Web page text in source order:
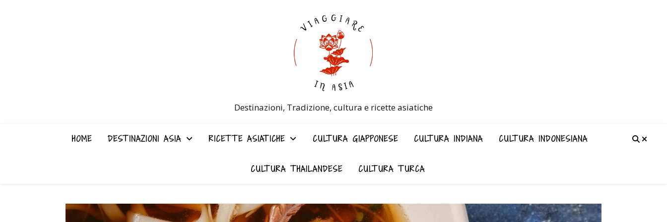
Destinazioni, Tradizione, cultura e ricette asiatiche
HOME DESTINAZIONI ASIA RICETTE ASIATICHE CULTURA GIAPPONESE CULTURA INDIANA CULTURA INDONESIANA
CULTURA THAILANDESE CULTURA TURCA